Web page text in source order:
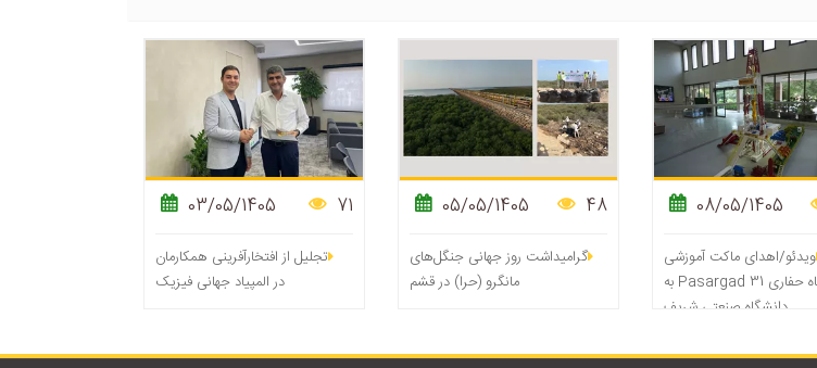
08/05/1405
ویدئو/اهدای ماکت آموزشی
دستگاه حفاری Pasargad 31 به
دانشگاه صنعتی شریف
05/05/1405 48
گرامیداشت روز جهانی جنگل‌های
مانگرو (حرا) در قشم
03/05/1405 71
تجلیل از افتخارآفرینی همکارمان
در المپیاد جهانی فیزیک